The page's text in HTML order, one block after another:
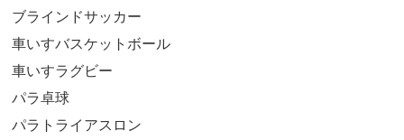
ブラインドサッカー
車いすバスケットボール
車いすラグビー
パラ卓球
パラトライアスロン